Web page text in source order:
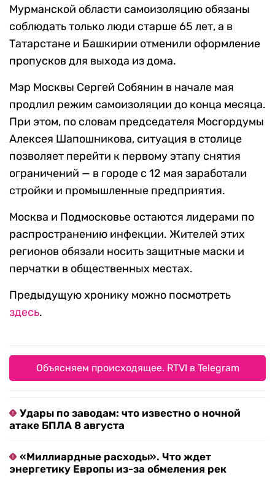
Мурманской области самоизоляцию обязаны
соблюдать только люди старше 65 лет, а в
Татарстане и Башкирии отменили оформление
пропусков для выхода из дома.
Мэр Москвы Сергей Собянин в начале мая
продлил режим самоизоляции до конца месяца.
При этом, по словам председателя Мосгордумы
Алексея Шапошникова, ситуация в столице
позволяет перейти к первому этапу снятия
ограничений — в городе с 12 мая заработали
стройки и промышленные предприятия.
Москва и Подмосковье остаются лидерами по
распространению инфекции. Жителей этих
регионов обязали носить защитные маски и
перчатки в общественных местах.
Предыдущую хронику можно посмотреть
здесь.
Объясняем происходящее. RTVI в Telegram
Удары по заводам: что известно о ночной
атаке БПЛА 8 августа
«Миллиардные расходы». Что ждет
энергетику Европы из-за обмеления рек